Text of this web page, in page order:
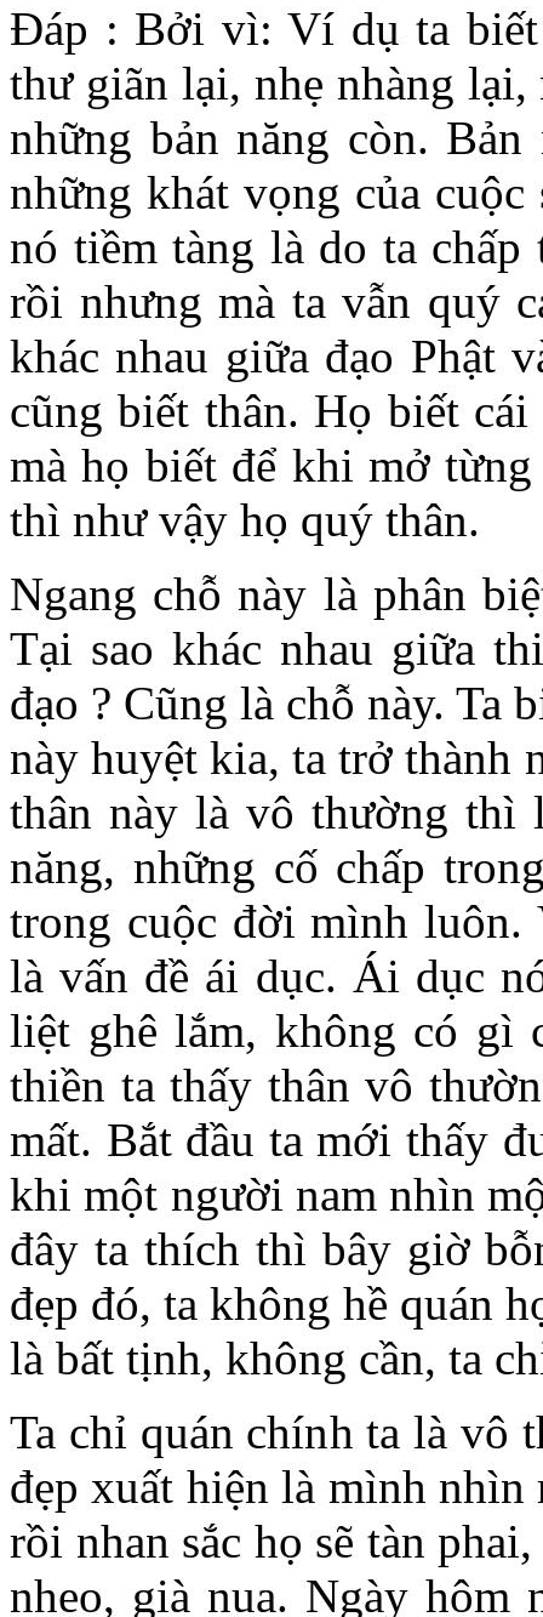
Đáp : Bởi vì: Ví dụ ta biết
thư giãn lại, nhẹ nhàng
những bản năng còn.
những khát vọng của
nó tiềm tàng là do ta
rồi nhưng mà ta vẫn quý
khác nhau giữa đạo Phật
cũng biết thân. Họ biết
mà họ biết để khi mở
thì như vậy họ quý thân.
Ngang chỗ này là phân
Tại sao khác nhau giữa
đạo ? Cũng là chỗ này. Ta
này huyệt kia, ta trở thành
thân này là vô thường thì
năng, những cố chấp
trong cuộc đời mình
là vấn đề ái dục. Ái dục
liệt ghê lắm, không có gì
thiền ta thấy thân vô
mất. Bắt đầu ta mới thấy
khi một người nam nhìn
đây ta thích thì bây giờ
đẹp đó, ta không hề quán
là bất tịnh, không cần, ta
Ta chỉ quán chính ta là vô
đẹp xuất hiện là mình
rồi nhan sắc họ sẽ tàn
nheo, già nua. Ngày hôm